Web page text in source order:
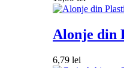
Alonje din
6,79 lei